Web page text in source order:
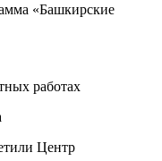
«Башкирские
работах
Центр